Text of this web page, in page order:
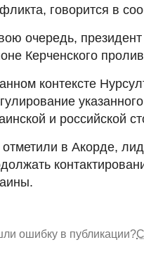
говорится в
очередь,
Керченского
контексте
и российской
отметили в Акорде,
ошибку в публикации?